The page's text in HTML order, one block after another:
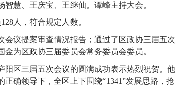
慧、王庆宝、王继仙。谭峰主持大会。
人，符合规定人数。
会议提案审查情况报告；通过了区政协三届五次
为区政协三届委员会常务委员会委员。
阳区三届五次会议的圆满成功表示热烈祝贺。他
确领导下，全区上下围绕“1341”发展思路，抢